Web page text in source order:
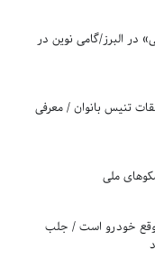
در البرز/گامی نوین در
تنیس بانوان / معرفی
ملی
خودرو است / جلب